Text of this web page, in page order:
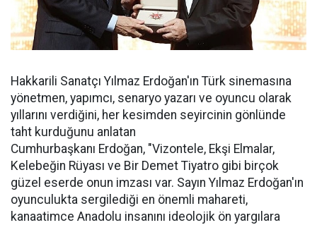
Hakkarili Sanatçı Yılmaz Erdoğan'ın Türk sinemasına
yönetmen, yapımcı, senaryo yazarı ve oyuncu olarak
yıllarını verdiğini, her kesimden seyircinin gönlünde
taht kurduğunu anlatan
Cumhurbaşkanı Erdoğan, "Vizontele, Ekşi Elmalar,
Kelebeğin Rüyası ve Bir Demet Tiyatro gibi birçok
güzel eserde onun imzası var. Sayın Yılmaz Erdoğan'ın
oyunculukta sergilediği en önemli mahareti,
kanaatimce Anadolu insanını ideolojik ön yargılara